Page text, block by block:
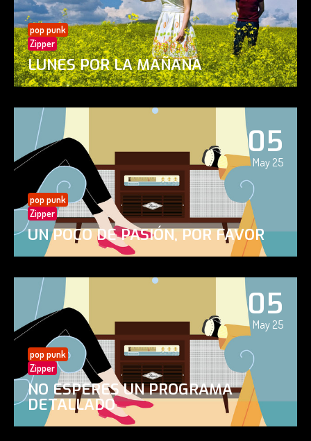
pop punk
Zipper
LUNES POR LA MAÑANA
05
May 25
pop punk
Zipper
UN POCO DE PASIÓN, POR FAVOR
05
May 25
pop punk
Zipper
NO ESPERES UN PROGRAMA
DETALLADO